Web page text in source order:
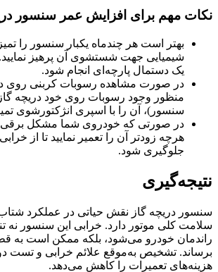
نکات مهم برای افزایش عمر سنسور
بهتر است هر چندماه یکبار سنسور را تمیز
شیمیایی جهت شستشوی آن پرهیز نمایید.
یک دستمال پارچه‌ای انجام شود.
در صورت مشاهده رسوبات کربنی روی
منظور وجود رسوبات روی خود دریچه
سنسور)، آن را با اسپری انژکتورشوی
در صورتی که خودروی شما مشکل
هرچه زودتر آن را تعمیر نمایید تا از
جلوگیری شود.
نتیجه‌گیری
سنسور دریچه گاز نقش حیاتی در عملکرد
سلامت کلی موتور دارد. خرابی این سنسور نه
راندمان خودرو می‌شود، بلکه ممکن است به
برساند. تشخیص به‌موقع علائم خرابی و تست
هزینه‌های تعمیرات را کاهش می‌دهد.